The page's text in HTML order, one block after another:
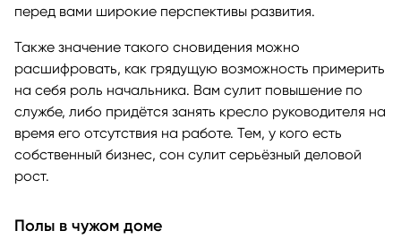
перед вами широкие перспективы развития.
Также значение такого сновидения можно
расшифровать, как грядущую возможность примерить
на себя роль начальника. Вам сулит повышение по
службе, либо придётся занять кресло руководителя на
время его отсутствия на работе. Тем, у кого есть
собственный бизнес, сон сулит серьёзный деловой
рост.
Полы в чужом доме